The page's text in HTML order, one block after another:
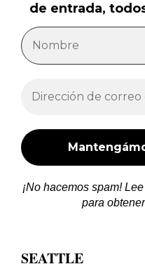
de entrada, todos
¡No hacemos spam!
para
SEATTLE